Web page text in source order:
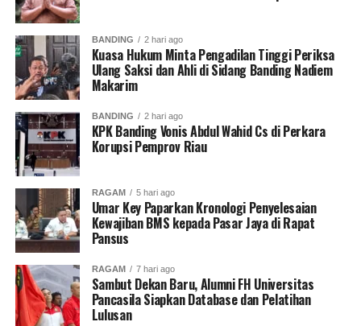
BANDING 2 hari ago
Kuasa Hukum Minta Pengadilan Tinggi Periksa
Ulang Saksi dan Ahli di Sidang Banding Nadiem
Makarim
BANDING 2 hari ago
KPK Banding Vonis Abdul Wahid Cs di Perkara
Korupsi Pemprov Riau
RAGAM 5 hari ago
Umar Key Paparkan Kronologi Penyelesaian
Kewajiban BMS kepada Pasar Jaya di Rapat
Pansus
RAGAM 7 hari ago
Sambut Dekan Baru, Alumni FH Universitas
Pancasila Siapkan Database dan Pelatihan
Lulusan